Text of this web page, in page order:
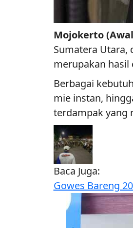
Mojokerto
Sumatera Utara,
merupakan hasil
Berbagai
mie instan,
terdampak yang
Baca Juga:
Gowes Bareng